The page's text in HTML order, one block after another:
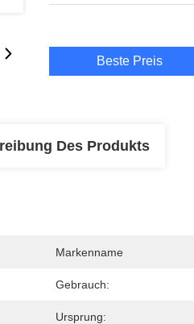
Beste Preis
Des Produkts
Markenname
Gebrauch:
Ursprung: